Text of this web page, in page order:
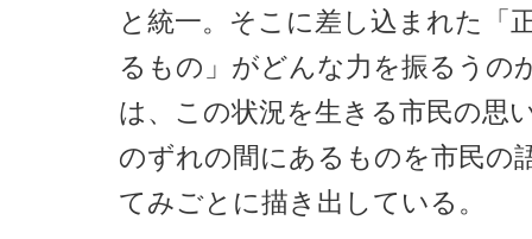
と統一。そこに差し込まれた「
るもの」がどんな力を振るうの
は、この状況を生きる市民の思
のずれの間にあるものを市民の
てみごとに描き出している。